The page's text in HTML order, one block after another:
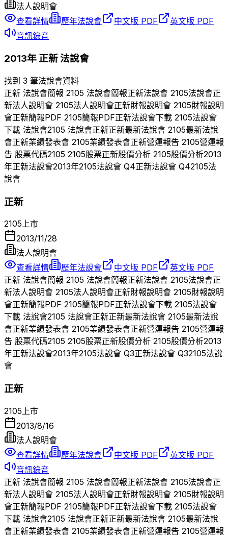
法人說明會
查看詳情
歷年法說會 中文版 PDF
英文版 PDF
音訊錄音
2013年 正新法說會
找到 3 筆法說會資料
正新 法說會簡報 2105 法說會簡報正新法說會 2105法說會正
新法人說明會 2105法人說明會正新財報說明會 2105財報說明
會正新簡報PDF 2105簡報PDF正新法說會下載 2105法說會
下載 法說會2105 法說會正新正新最新法說會 2105最新法說
會正新業績發表會 2105業績發表會正新營運報告 2105營運報
告 股票代碼2105 2105股票正新股價分析 2105股價分析2013
年正新法說會2013年2105法說會 Q4正新法說會 Q42105法
說會
正新
2105上市
2013/11/28
法人說明會
查看詳情
歷年法說會 中文版 PDF
英文版 PDF
正新 法說會簡報 2105 法說會簡報正新法說會 2105法說會正
新法人說明會 2105法人說明會正新財報說明會 2105財報說明
會正新簡報PDF 2105簡報PDF正新法說會下載 2105法說會
下載 法說會2105 法說會正新正新最新法說會 2105最新法說
會正新業績發表會 2105業績發表會正新營運報告 2105營運報
告 股票代碼2105 2105股票正新股價分析 2105股價分析2013
年正新法說會2013年2105法說會 Q3正新法說會 Q32105法說
會
正新
2105 上市
2013/8/16
法人說明會
查看詳情
歷年法說會 中文版 PDF
英文版 PDF
音訊錄音
正新 法說會簡報 2105 法說會簡報正新法說會 2105法說會正
新法人說明會 2105法人說明會正新財報說明會 2105財報說明
會正新簡報PDF 2105簡報PDF正新法說會下載 2105法說會
下載 法說會2105 法說會正新正新最新法說會 2105最新法說
會正新業績發表會 2105業績發表會正新營運報告 2105營運報